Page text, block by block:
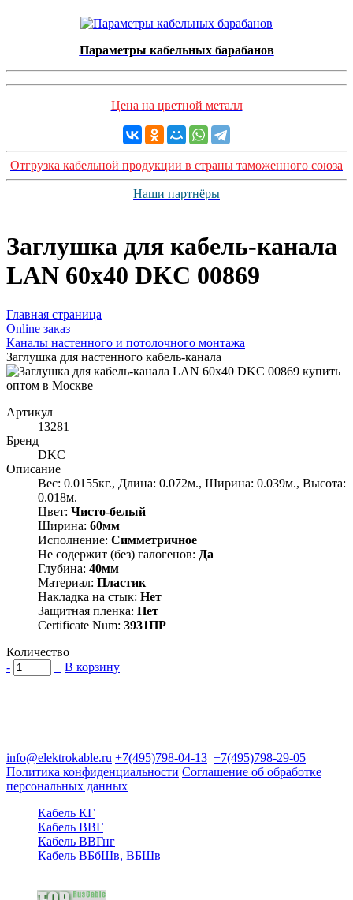
Параметры кабельных барабанов
Цена на цветной металл
Отгрузка кабельной продукции в страны таможенного союза
Наши партнёры
Заглушка для кабель-канала
LAN 60х40 DKC 00869
Главная страница
Оnline заказ
Каналы настенного и потолочного монтажа
Заглушка для настенного кабель-канала
Артикул
13281
Бренд
DKC
Описание
Вес: 0.0155кг., Длина: 0.072м., Ширина: 0.039м., Высота:
0.018м.
Цвет: Чисто-белый
Ширина: 60мм
Исполнение: Симметричное
Не содержит (без) галогенов: Да
Глубина: 40мм
Материал: Пластик
Накладка на стык: Нет
Защитная пленка: Нет
Certificate Num: 3931ПР
Количество
-
+ В корзину
info@elektrokable.ru +7(495)798-04-13 +7(495)798-29-05
Политика конфиденциальности Соглашение об обработке
персональных данных
Кабель КГ
Кабель ВВГ
Кабель ВВГнг
Кабель ВБбШв, ВБШв